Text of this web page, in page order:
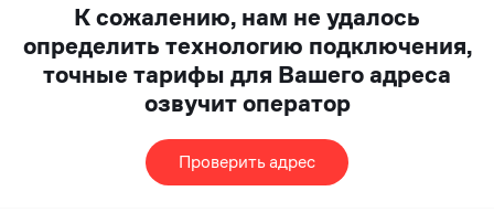
К сожалению, нам не удалось
определить технологию подключения,
точные тарифы для Вашего адреса
озвучит оператор
Проверить адрес